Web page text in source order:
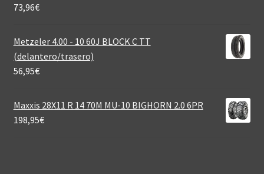
73,96€
Metzeler 4.00 - 10 60J BLOCK C TT
(delantero/trasero)
56,95€
Maxxis 28X11 R 14 70M MU-10 BIGHORN 2.0 6PR
198,95€